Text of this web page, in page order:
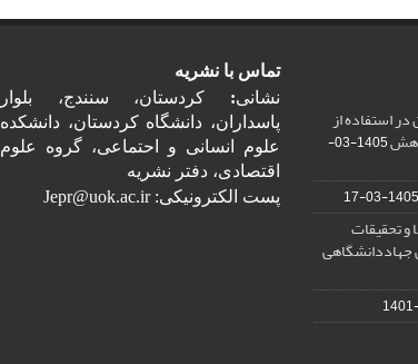
استفاده از
1405-03-
1405-03-17
تحقیقات
جهاددانشگاهی
تماس با نشریه
نشانی: کردستان، سنندج، بلوار
پاسداران، دانشگاه کردستان، دانشکده
علوم انسانی و احتماعی، گروه علوم
اقتصادی، دفتر نشریه
پست الکترونیکی: Jepr@uok.ac.ir